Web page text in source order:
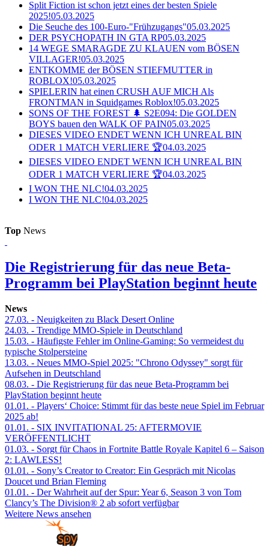
Split Fiction ist schon jetzt eines der besten Spiele
2025!05.03.2025
Die Seuche des 100-Euro-"Frühzugangs"05.03.2025
DER PSYCHOPATH IN GTA RP05.03.2025
14 WEGE SMARAGDE ZU KLAUEN vom BÖSEN
VILLAGER!05.03.2025
ENTKOMME der BÖSEN STIEFMUTTER in
ROBLOX!05.03.2025
SPIELERIN hat einen CRUSH AUF MICH Als
FRONTMAN in Squidgames Roblox!05.03.2025
SONS OF THE FOREST 🌲 S2E094: Die GOLDEN
BOYS bauen den WALK OF PAIN05.03.2025
DIESES VIDEO ENDET WENN ICH UNREAL BIN
ODER 1 MATCH VERLIERE 🏆04.03.2025
DIESES VIDEO ENDET WENN ICH UNREAL BIN
ODER 1 MATCH VERLIERE 🏆04.03.2025
I WON THE NLC!04.03.2025
I WON THE NLC!04.03.2025
Top News
Die Registrierung für das neue Beta-
Programm bei PlayStation beginnt heute
News
27.03. - Neuigkeiten zu Black Desert Online
24.03. - Trendige MMO-Spiele in Deutschland
15.03. - Häufigste Fehler im Online-Gaming: So vermeidest du
typische Stolpersteine
13.03. - Neues MMO-Spiel 2025: "Chrono Odyssey" sorgt für
Aufsehen in Deutschland
08.03. - Die Registrierung für das neue Beta-Programm bei
PlayStation beginnt heute
01.01. - Players‘ Choice: Stimmt für das beste neue Spiel im Februar
2025 ab!
01.01. - SIX INVITATIONAL 25: AFTERMOVIE
VERÖFFENTLICHT
01.03. - Sorgt für Chaos in Fortnite Battle Royale Kapitel 6 – Saison
2: LAWLESS!
01.01. - Sony’s Creator to Creator: Ein Gespräch mit Nicolas
Doucet und Brian Fleming
01.01. - Der Wahrheit auf der Spur: Year 6, Season 3 von Tom
Clancy’s The Division® 2 ab sofort verfügbar
Weitere News ansehen